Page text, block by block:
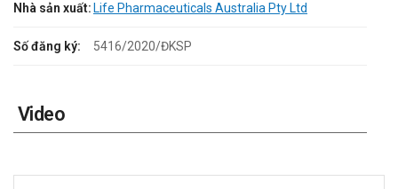
Nhà sản xuất: Life Pharmaceuticals Australia Pty Ltd
Số đăng ký: 5416/2020/ĐKSP
Video